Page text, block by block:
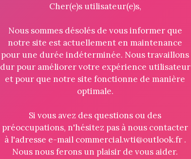
Cher(e)s utilisateur(e)s,
Nous sommes désolés de vous informer que
notre site est actuellement en maintenance
pour une durée indéterminée. Nous travaillons
dur pour améliorer votre expérience utilisateur
et pour que notre site fonctionne de manière
optimale.
Si vous avez des questions ou des
préoccupations, n'hésitez pas à nous contacter
à l'adresse e-mail commercial.wti@outlook.fr .
Nous nous ferons un plaisir de vous aider.